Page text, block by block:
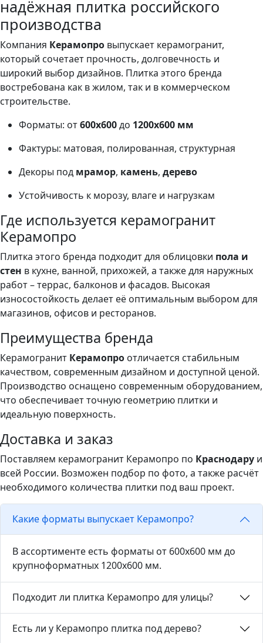
надёжная плитка российского
производства
Компания Керамопро выпускает керамогранит,
который сочетает прочность, долговечность и
широкий выбор дизайнов. Плитка этого бренда
востребована как в жилом, так и в коммерческом
строительстве.
Форматы: от600х600до 1200х600 мм
Фактуры: матовая, полированная, структурная
Декоры под мрамор, камень, дерево
Устойчивость к морозу, влаге и нагрузкам
Где используется керамогранит
Керамопро
Плитка этого бренда подходит для облицовки пола и
стен в кухне, ванной, прихожей, а также для наружных
работ – террас, балконов и фасадов. Высокая
износостойкость делает её оптимальным выбором для
магазинов, офисов и ресторанов.
Преимущества бренда
Керамогранит Керамопро отличается стабильным
качеством, современным дизайном и доступной ценой.
Производство оснащено современным оборудованием,
что обеспечивает точную геометрию плитки и
идеальную поверхность.
Доставка и заказ
Поставляем керамогранит Керамопро по Краснодару и
всей России. Возможен подбор по фото, а также расчёт
необходимого количества плитки под ваш проект.
Какие форматы выпускает Керамопро?
В ассортименте есть форматы от 600х600 мм до
крупноформатных 1200х600 мм.
Подходит ли плитка Керамопро для улицы?
Есть ли у Керамопро плитка под дерево?